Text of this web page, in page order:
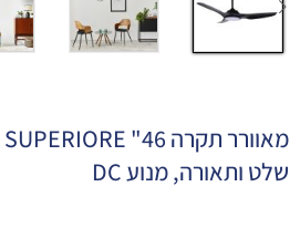
שלט ותאורה, מנוע DC